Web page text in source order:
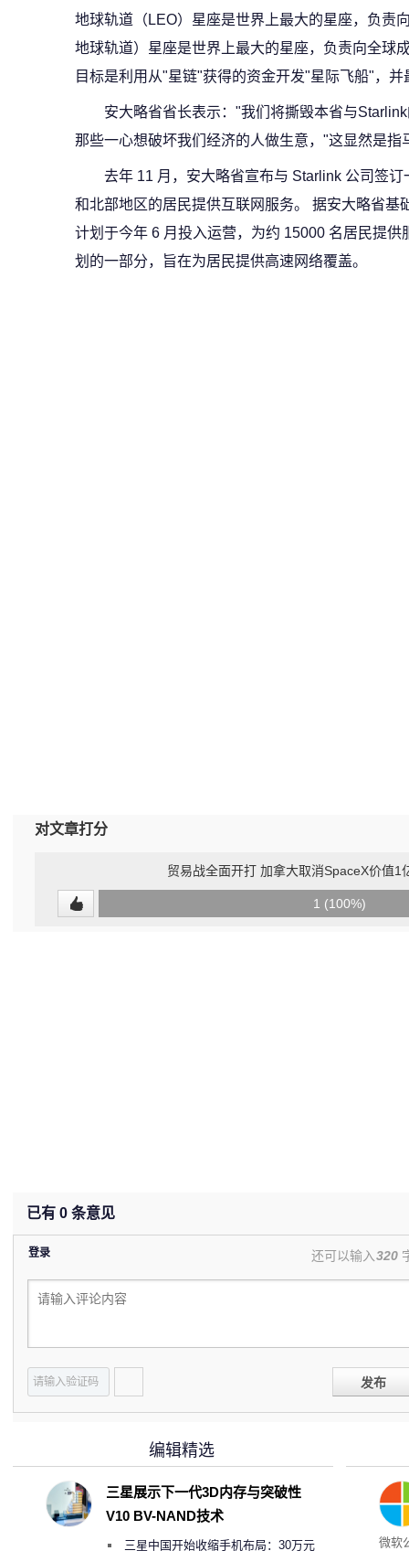
地球轨道（LEO）星座是世界上最大的星座，负责
地球轨道）星座是世界上最大的星座，负责向全球
目标是利用从"星链"获得的资金开发"星际飞船"，
安大略省省长表示："我们将撕毁本省与
那些一心想破坏我们经济的人做生意，"这显然是
去年 11 月，安大略省宣布与 Starlink 公司签
和北部地区的居民提供互联网服务。 据安大略省基
计划于今年 6 月投入运营，为约 15000 名居民提
划的一部分，旨在为居民提供高速网络覆盖。
对文章打分
贸易战全面开打 加拿大取消SpaceX价值1
1 (100%)
已有 0 条意见
登录 还可以输入320
发布
微软
编辑精选
三星展示下一代3D内存与突破性
V10 BV-NAND技术
三星中国开始收缩手机布局：30万元